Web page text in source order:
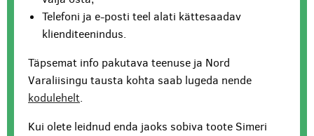
Telefoni ja e-posti teel alati kättesaadav
klienditeenindus.
Täpsemat info pakutava teenuse ja Nord
Varaliisingu tausta kohta saab lugeda nende
kodulehelt.
Kui olete leidnud enda jaoks sobiva toote Simeri